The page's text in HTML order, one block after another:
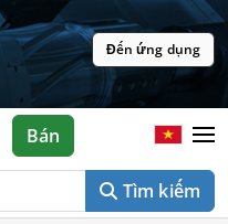
Đến ứng dụng
Tìm kiếm
Bán